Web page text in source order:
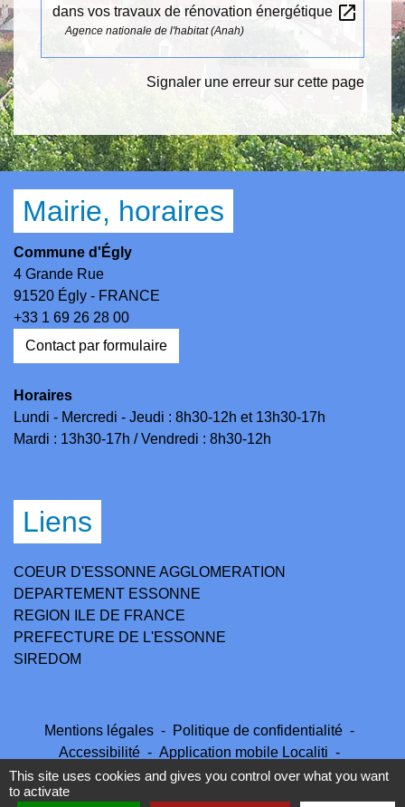
dans vos travaux de rénovation énergétique open_in_new
Agence nationale de l'habitat (Anah)
Signaler une erreur sur cette page
Mairie, horaires
Commune d'Égly
4 Grande Rue
91520 Égly - FRANCE
+33 1 69 26 28 00
Contact par formulaire
Horaires
Lundi - Mercredi - Jeudi : 8h30-12h et 13h30-17h
Mardi : 13h30-17h / Vendredi : 8h30-12h
Liens
COEUR D'ESSONNE AGGLOMERATION
DEPARTEMENT ESSONNE
REGION ILE DE FRANCE
PREFECTURE DE L'ESSONNE
SIREDOM
Mentions légales - Politique de confidentialité -
Accessibilité - Application mobile Localiti -
Plan du site - Gestion des cookies
This site uses cookies and gives you control over what you want
to activate